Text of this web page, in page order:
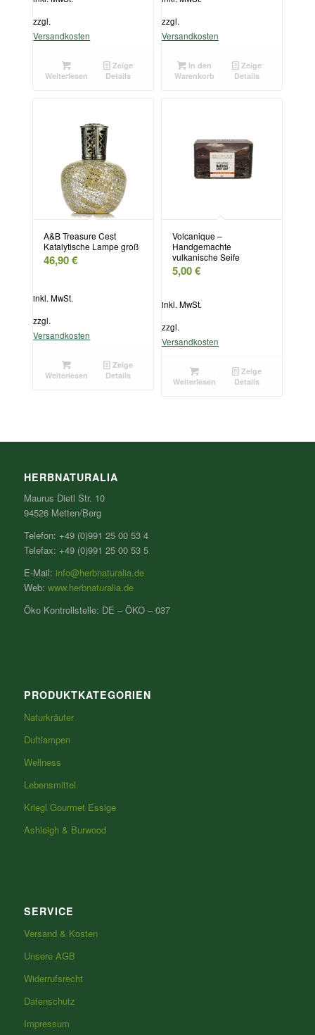
zzgl.
Versandkosten
Weiterlesen
Zeige
Details
zzgl.
Versandkosten
In den
Warenkorb
Zeige
Details
A&B Treasure Cest
Katalytische Lampe groß
46,90€
inkl. MwSt.
zzgl.
Versandkosten
Weiterlesen
Zeige
Details
Volcanique –
Handgemachte
vulkanische Seife
5,00€
inkl. MwSt.
zzgl.
Versandkosten
Weiterlesen
Zeige
Details
HERBNATURALIA
Maurus Dietl Str. 10
94526 Metten/Berg
Telefon: +49 (0)991 25 00 53 4
Telefax: +49 (0)991 25 00 53 5
E-Mail: info@herbnaturalia.de
Web: www.herbnaturalia.de
Öko Kontrollstelle: DE – ÖKO – 037
PRODUKTKATEGORIEN
Naturkräuter
Duftlampen
Wellness
Lebensmittel
Kriegl Gourmet Essige
Ashleigh & Burwood
SERVICE
Versand & Kosten
Unsere AGB
Widerrufsrecht
Datenschutz
Impressum